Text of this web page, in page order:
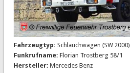
Fahrzeugtyp: Schlauchwagen (SW 2000)
Funkrufname: Florian Trostberg 58/1
Hersteller: Mercedes Benz